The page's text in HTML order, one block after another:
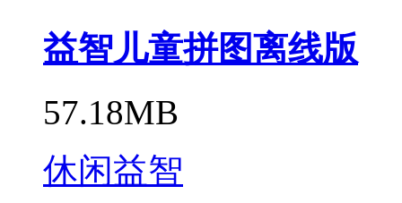
益智儿童拼图离线版
57.18MB
休闲益智